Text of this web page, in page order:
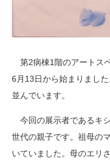
第2病棟1階のアートス
6月13日から始まりまし
並んでいます。
今回の展示者であるキ
世代の親子です。祖母の
いていました。母のエリ